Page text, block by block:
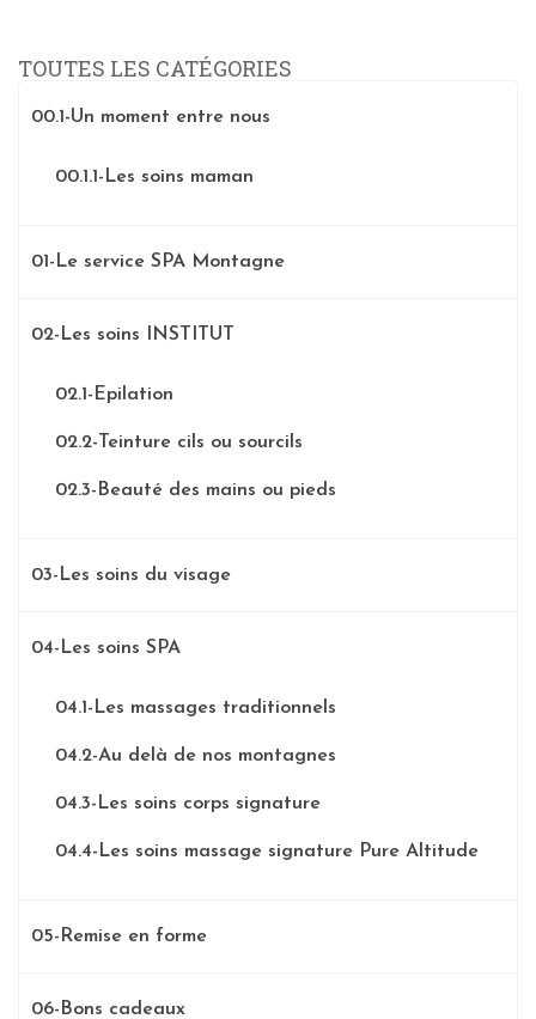
TOUTES LES CATÉGORIES
00.1-Un moment entre nous
00.1.1-Les soins maman
01-Le service SPA Montagne
02-Les soins INSTITUT
02.1-Epilation
02.2-Teinture cils ou sourcils
02.3-Beauté des mains ou pieds
03-Les soins du visage
04-Les soins SPA
04.1-Les massages traditionnels
04.2-Au delà de nos montagnes
04.3-Les soins corps signature
04.4-Les soins massage signature Pure Altitude
05-Remise en forme
06-Bons cadeaux